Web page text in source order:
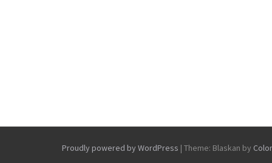
Proudly powered by WordPress | Theme: Blaskan by